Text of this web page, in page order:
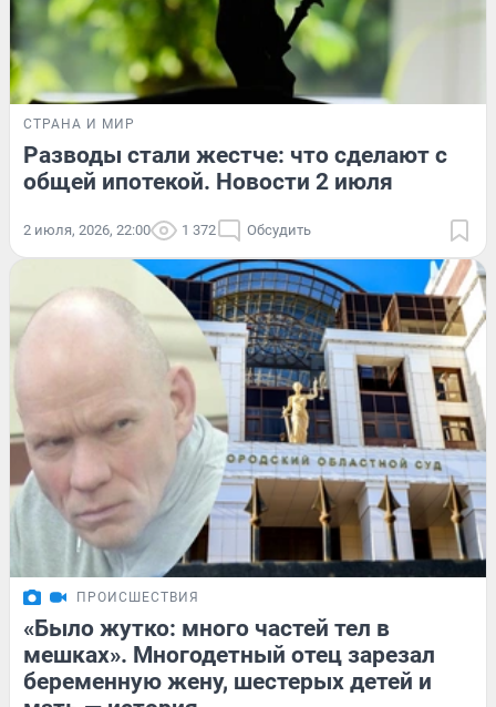
СТРАНА И МИР
Разводы стали жестче: что сделают с
общей ипотекой. Новости 2 июля
2 июля, 2026, 22:00 1 372 Обсудить
ПРОИСШЕСТВИЯ
«Было жутко: много частей тел в
мешках». Многодетный отец зарезал
беременную жену, шестерых детей и